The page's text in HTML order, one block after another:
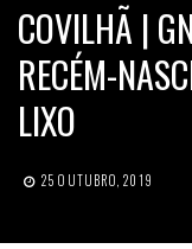
COVILHÃ |
RECÉM-
LIXO
25 OUTUBRO, 2019